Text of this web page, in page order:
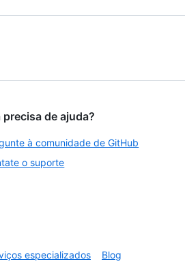
precisa de ajuda?
à comunidade de GitHub
o suporte
especializados Blog